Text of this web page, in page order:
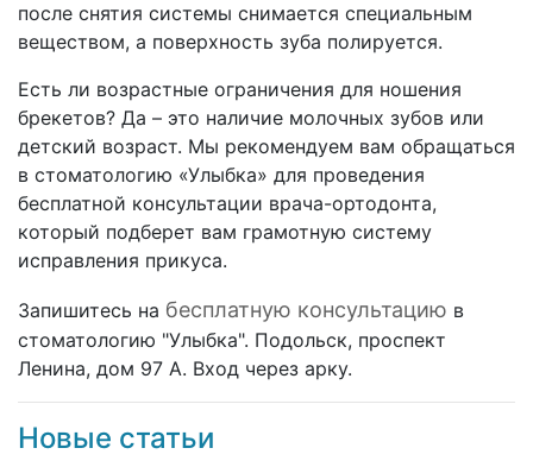
после снятия системы снимается специальным
веществом, а поверхность зуба полируется.
Есть ли возрастные ограничения для ношения
брекетов? Да – это наличие молочных зубов или
детский возраст. Мы рекомендуем вам обращаться
в стоматологию «Улыбка» для проведения
бесплатной консультации врача-ортодонта,
который подберет вам грамотную систему
исправления прикуса.
Запишитесь на бесплатную консультацию в
стоматологию "Улыбка". Подольск, проспект
Ленина, дом 97 А. Вход через арку.
Новые статьи